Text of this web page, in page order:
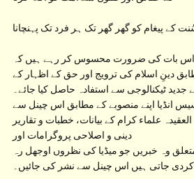
کے پیغام کو گھر گھر تک ہر فرد تک پہنچانا
اس بات کی ضرورت محسوس کر رہے ہیں کہ
دینِ اسلام کی ترویج اور حق کے اظہار کے
جدید ٹیکنالوجی سے استفادہ حاصل کیا جائے۔
انڈیا اپنے منصوبے کے مطابق اس چینل سے
دینی و اصلاحی پروگرامات اور
وہ خبریں جو میڈیا کی نظروں اوجھل رہ
کردی جاتی ہیں اس چینل سے نشر کی جائیں۔